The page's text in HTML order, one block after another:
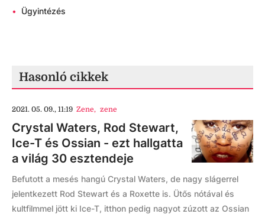
• Ügyintézés
Hasonló cikkek
2021. 05. 09., 11:19 Zene, zene
Crystal Waters, Rod Stewart,
Ice-T és Ossian - ezt hallgatta
a világ 30 esztendeje
Befutott a mesés hangú Crystal Waters, de nagy slágerrel
jelentkezett Rod Stewart és a Roxette is. Ütős nótával és
kultfilmmel jött ki Ice-T, itthon pedig nagyot zúzott az Ossian